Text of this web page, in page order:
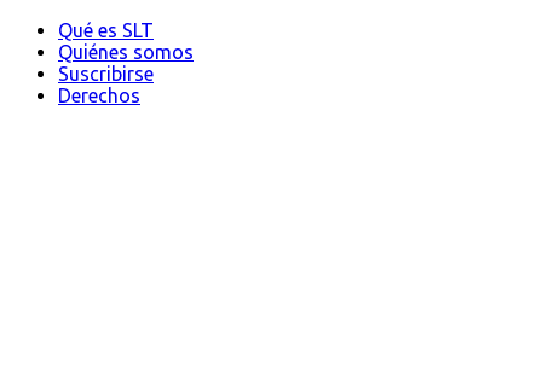
Qué es SLT
Quiénes somos
Suscribirse
Derechos